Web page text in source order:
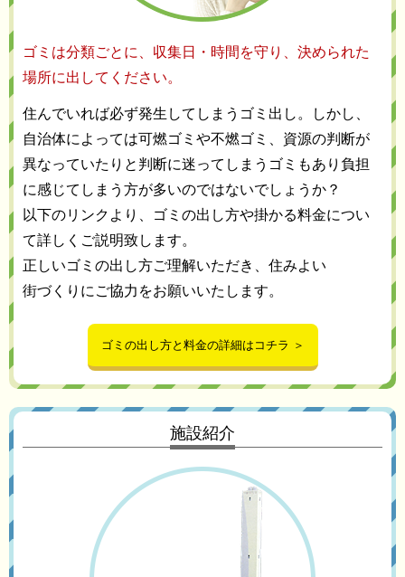
ゴミは分類ごとに、収集日・時間を守り、決められた
場所に出してください。
住んでいれば必ず発生してしまうゴミ出し。しかし、
自治体によっては可燃ゴミや不燃ゴミ、資源の判断が
異なっていたりと判断に迷ってしまうゴミもあり負担
に感じてしまう方が多いのではないでしょうか？
以下のリンクより、ゴミの出し方や掛かる料金につい
て詳しくご説明致します。
正しいゴミの出し方ご理解いただき、住みよい
街づくりにご協力をお願いいたします。
ゴミの出し方と料金の詳細はコチラ ＞
施設紹介